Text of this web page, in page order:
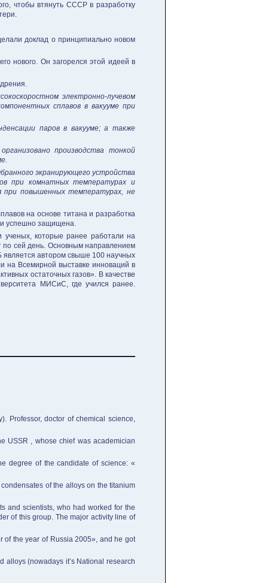
чтобы втянуть СССР в разработку
доклад о принципиально новом
нового. Он загорелся этой идеей в
электронно-лучевом
сплавов в вакууме при
паров в вакууме; а также
производства тонкой
экранирующего устройства
при комнатных температурах и
при повышенных температурах, не
на основе титана и разработка
и успешно защищена.
ученых, которые ранее работали на
по сей день. Основным направлением
является автором свыше 100 научных
на Всемирной выставке инноваций в
остаточных газов». В качестве
МИСиС, где учился ранее.
Professor, doctor of chemical science,
USSR , whose chief was academician
degree of the candidate of science: «
of the alloys on the titanium
and scientists, who had worked for the
of this group. The major activity line of
of the year of Russia 2005», and he got
alloys (nowadays it’s National research